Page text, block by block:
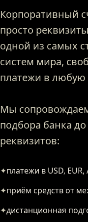
Корпоративный
просто
одной из самых
систем мира,
платежи в любую
Мы
подбора банка
реквизитов:
✦платежи в USD,
✦приём средств от
✦дистанционная